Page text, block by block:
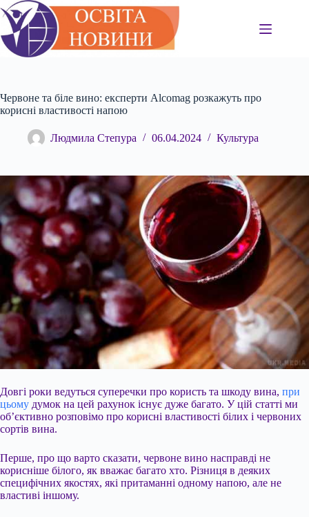
Перейти
до
вмісту
Червоне та біле вино: експерти Alcomag розкажуть про
корисні властивості напою
Людмила Степура 06.04.2024 Культура
Довгі роки ведуться суперечки про користь та шкоду вина, при
цьому думок на цей рахунок існує дуже багато. У цій статті ми
об’єктивно розповімо про корисні властивості білих і червоних
сортів вина.
Перше, про що варто сказати, червоне вино насправді не
корисніше білого, як вважає багато хто. Різниця в деяких
специфічних якостях, які притаманні одному напою, але не
властиві іншому.